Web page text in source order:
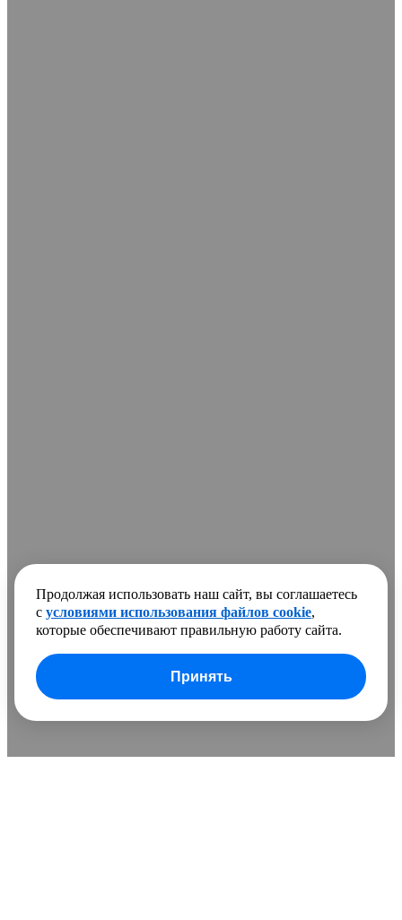
В сравнении добавлено
Развернуть
Очистить список
Продолжая использовать наш сайт, вы соглашаетесь
с условиями использования файлов cookie,
которые обеспечивают правильную работу сайта.
Принять